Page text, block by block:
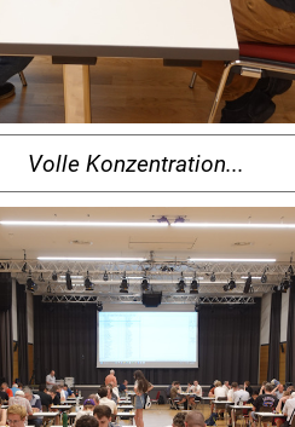
Volle Konzentration...